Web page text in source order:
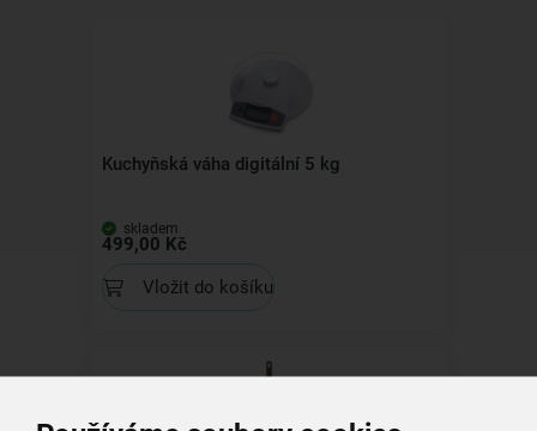
Kuchyňská váha digitální 5 kg
skladem
499,00 Kč
Vložit do košíku